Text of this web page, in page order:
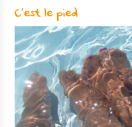
C’est le pied